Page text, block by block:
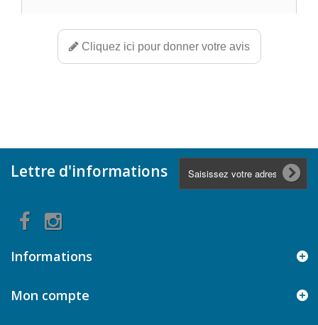
Cliquez ici pour donner votre avis
Lettre d'informations
Informations
Mon compte